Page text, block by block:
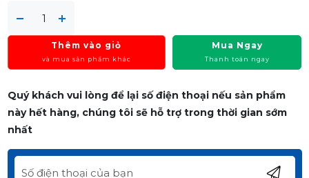
Thêm vào giỏ
và mua sản phẩm khác
Mua Ngay
Thanh toán ngay
Quý khách vui lòng để lại số điện thoại nếu sản phẩm
này hết hàng, chúng tôi sẽ hỗ trợ trong thời gian sớm
nhất